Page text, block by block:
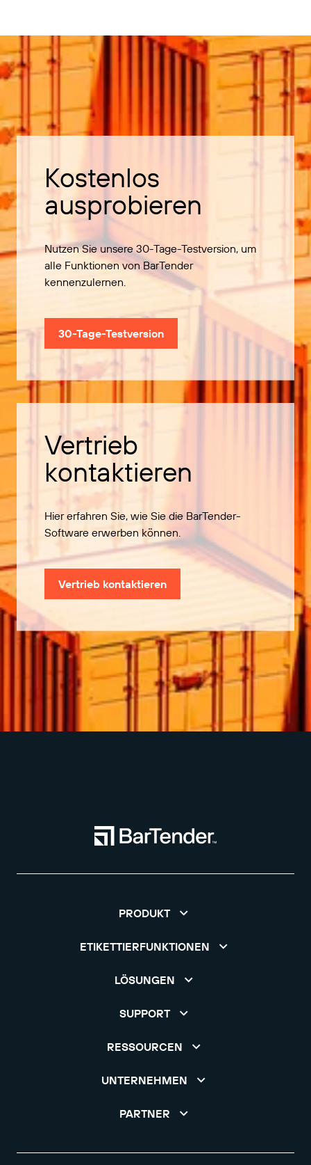
Kostenlos
ausprobieren
Nutzen Sie unsere 30-Tage-Testversion, um
alle Funktionen von BarTender
kennenzulernen.
30-Tage-Testversion
Vertrieb
kontaktieren
Hier erfahren Sie, wie Sie die BarTender-
Software erwerben können.
Vertrieb kontaktieren
PRODUKT
ETIKETTIERFUNKTIONEN
LÖSUNGEN
SUPPORT
RESSOURCEN
UNTERNEHMEN
PARTNER